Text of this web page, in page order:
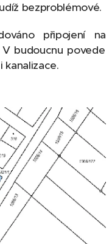
bezproblémové.
připojení na
budoucnu povede